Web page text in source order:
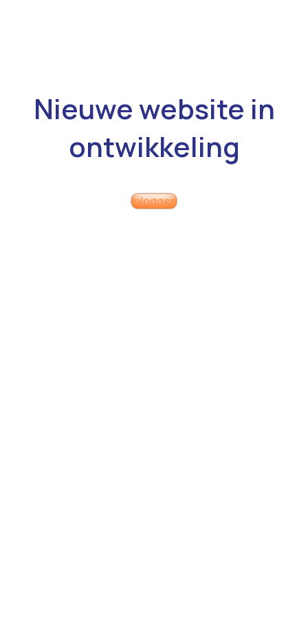
Nieuwe website in
ontwikkeling
Inloggen